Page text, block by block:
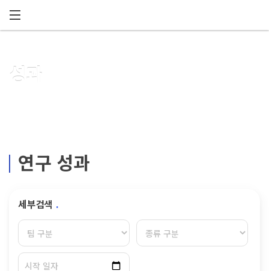
성과
연구 성과
세부검색 .